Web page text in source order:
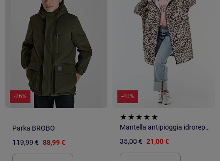
-26%
Parka BROBO
119,99 € 88,99 €
-40%
Mantella antipioggia idrorepellente con cappuccio
35,00 € 21,00 €